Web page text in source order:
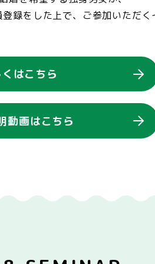
録をした上で、ご参加いただく
はこちら
動画はこちら